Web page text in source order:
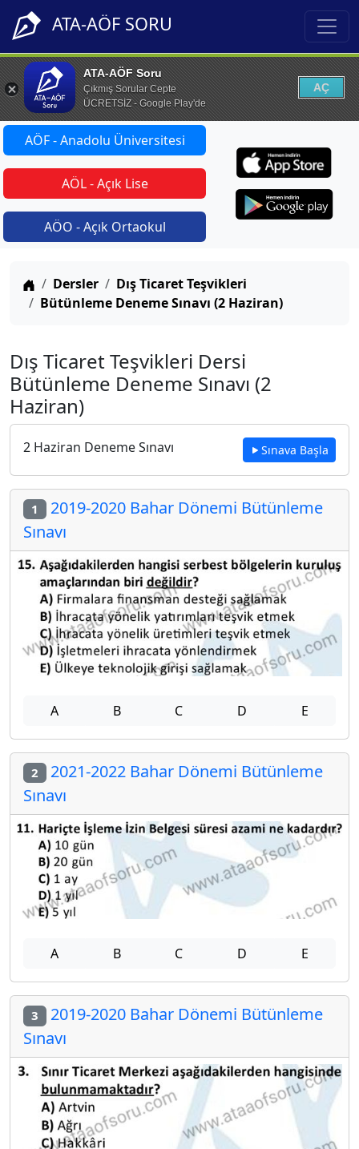
ATA-AÖF SORU
ATA-AÖF Soru
Çıkmış Sorular Cepte
ÜCRETSİZ - Google Play'de
AÇ
AÖF - Anadolu Üniversitesi
AÖL - Açık Lise
AÖO - Açık Ortaokul
Anasayfa
Dersler
Dış Ticaret Teşvikleri
Bütünleme Deneme Sınavı (2 Haziran)
Dış Ticaret Teşvikleri Dersi
Bütünleme Deneme Sınavı (2
Haziran)
2 Haziran Deneme Sınavı Sınava Başla
1 2019-2020 Bahar Dönemi Bütünleme
Sınavı
A B C D E
2 2021-2022 Bahar Dönemi Bütünleme
Sınavı
A B C D E
3 2019-2020 Bahar Dönemi Bütünleme
Sınavı